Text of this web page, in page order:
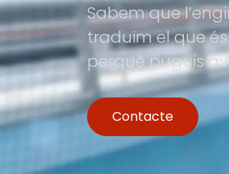
Sabem que
traduïm el que
perquè puguis
Contacte